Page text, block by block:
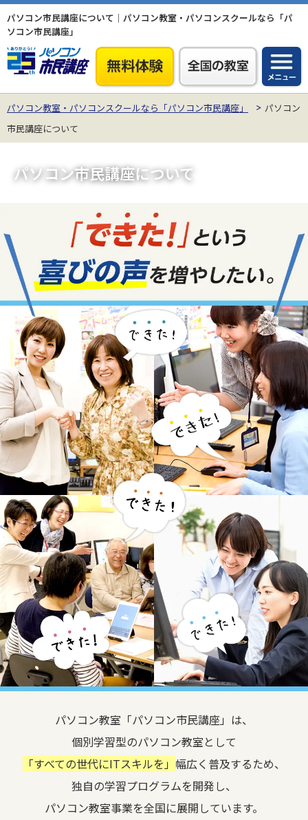
パソコン市民講座について｜パソコン教室・パソコンスクールなら「パ
ソコン市民講座」
パソコン教室・パソコンスクールなら「パソコン市民講座」
パソコン
市民講座について
パソコン市民講座について
パソコン教室「パソコン市民講座」は、
個別学習型のパソコン教室として
「すべての世代にITスキルを」 幅広く普及するため、
独自の学習プログラムを開発し、
パソコン教室事業を全国に展開しています。